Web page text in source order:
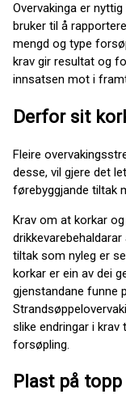
Overvakinga er
bruker til å
mengd og type
krav gir resultat og
innsatsen mot i
Derfor sit
Fleire
desse, vil gjere det
førebyggjande tiltak
Krav om at korkar
tiltak som nyleg er
korkar er ein av dei
gjenstandane funne
slike endringar i krav
forsøpling.
Plast på topp